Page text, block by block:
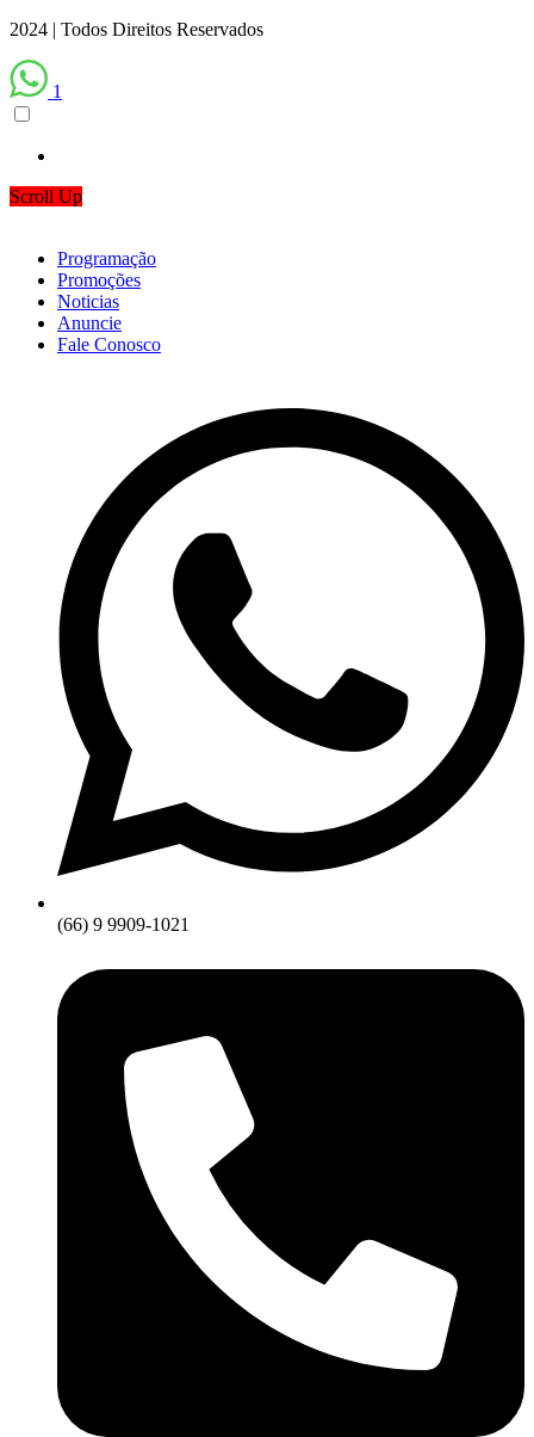
2024 | Todos Direitos Reservados
1
Scroll Up
Programação
Promoções
Noticias
Anuncie
Fale Conosco
(66) 9 9909-1021